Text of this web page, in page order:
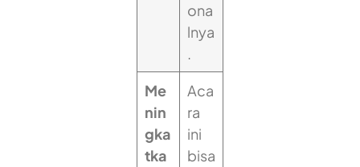
ona
lnya
.
Me
nin
gka
tka
Aca
ra
ini
bisa